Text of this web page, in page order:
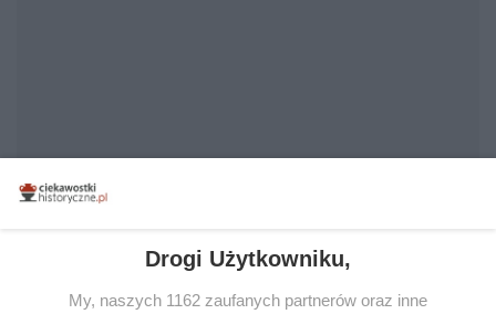
Drogi Użytkowniku,
My, naszych 1162 zaufanych partnerów oraz inne